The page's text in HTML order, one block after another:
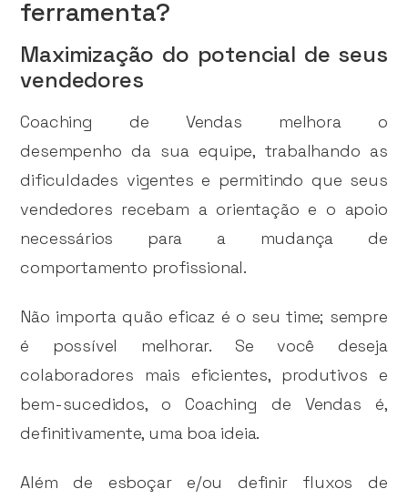
ferramenta?
Maximização do potencial de seus
vendedores
Coaching de Vendas melhora o
desempenho da sua equipe, trabalhando as
dificuldades vigentes e permitindo que seus
vendedores recebam a orientação e o apoio
necessários para a mudança de
comportamento profissional.
Não importa quão eficaz é o seu time; sempre
é possível melhorar. Se você deseja
colaboradores mais eficientes, produtivos e
bem-sucedidos, o Coaching de Vendas é,
definitivamente, uma boa ideia.
Além de esboçar e/ou definir fluxos de